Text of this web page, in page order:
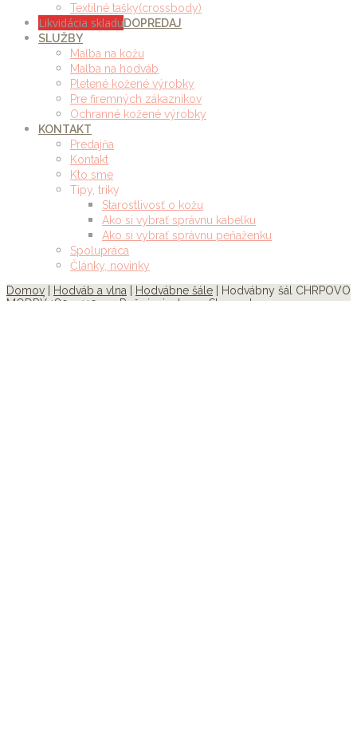
Textilné tašky(crossbody)
Likvidácia skladuDOPREDAJ
SLUŽBY
Maľba na kožu
Maľba na hodváb
Pletené kožené výrobky
Pre firemných zákazníkov
Ochranné kožené výrobky
KONTAKT
Predajňa
Kontakt
Kto sme
Tipy, triky
Starostlivosť o kožu
Ako si vybrať správnu kabelku
Ako si vybrať správnu peňaženku
Spolupráca
Články, novinky
Domov
Hodváb a vlna Hodvábne šále | Hodvábny šál CHRPOVO
MODRÝ 180 x 110cm, Ručná výroba na Slovensku